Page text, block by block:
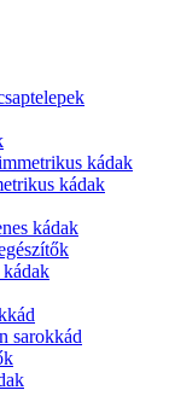
kádak
kádak
kádak
sarokkád